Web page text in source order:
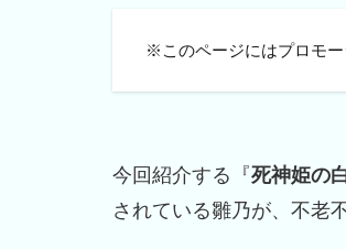
※このページにはプロモー
今回紹介する『死神姫の
されている雛乃が、不老